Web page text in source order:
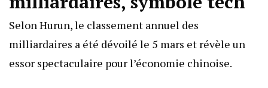
Selon Hurun, le classement annuel des
milliardaires a été dévoilé le 5 mars et révèle un
essor spectaculaire pour l’économie chinoise.